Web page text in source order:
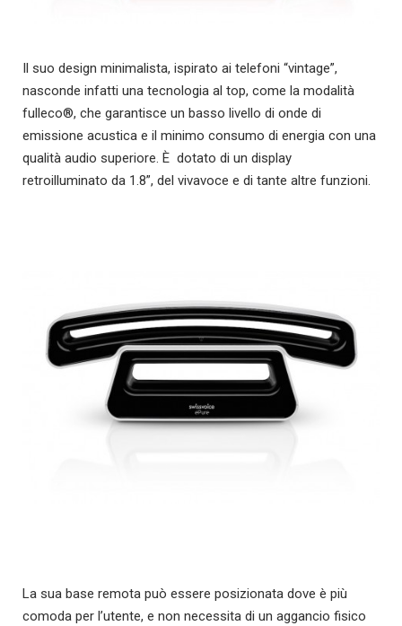
Il suo design minimalista, ispirato ai telefoni “vintage”,
nasconde infatti una tecnologia al top, come la modalità
fulleco®, che garantisce un basso livello di onde di
emissione acustica e il minimo consumo di energia con una
qualità audio superiore. È dotato di un display
retroilluminato da 1.8”, del vivavoce e di tante altre funzioni.
La sua base remota può essere posizionata dove è più
comoda per l’utente, e non necessita di un aggancio fisico